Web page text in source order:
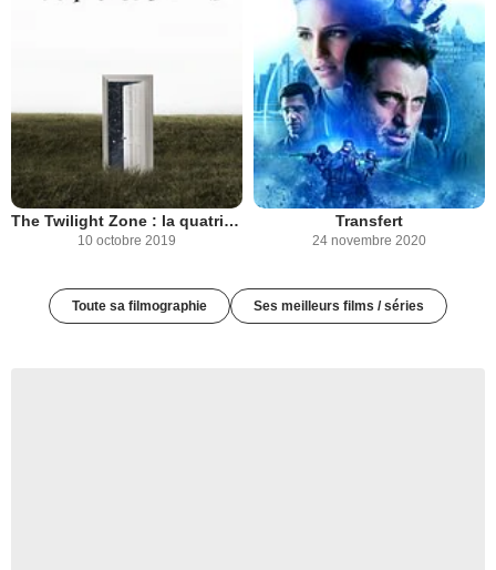
The Twilight Zone : la quatrième dimension (2019)
10 octobre 2019
Transfert
24 novembre 2020
Toute sa filmographie Ses meilleurs films / séries